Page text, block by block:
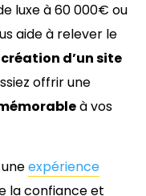
luxe à 60 000€ ou
aide à relever le
création d’un site
offrir une
à vos
uneexpérience
la confiance et